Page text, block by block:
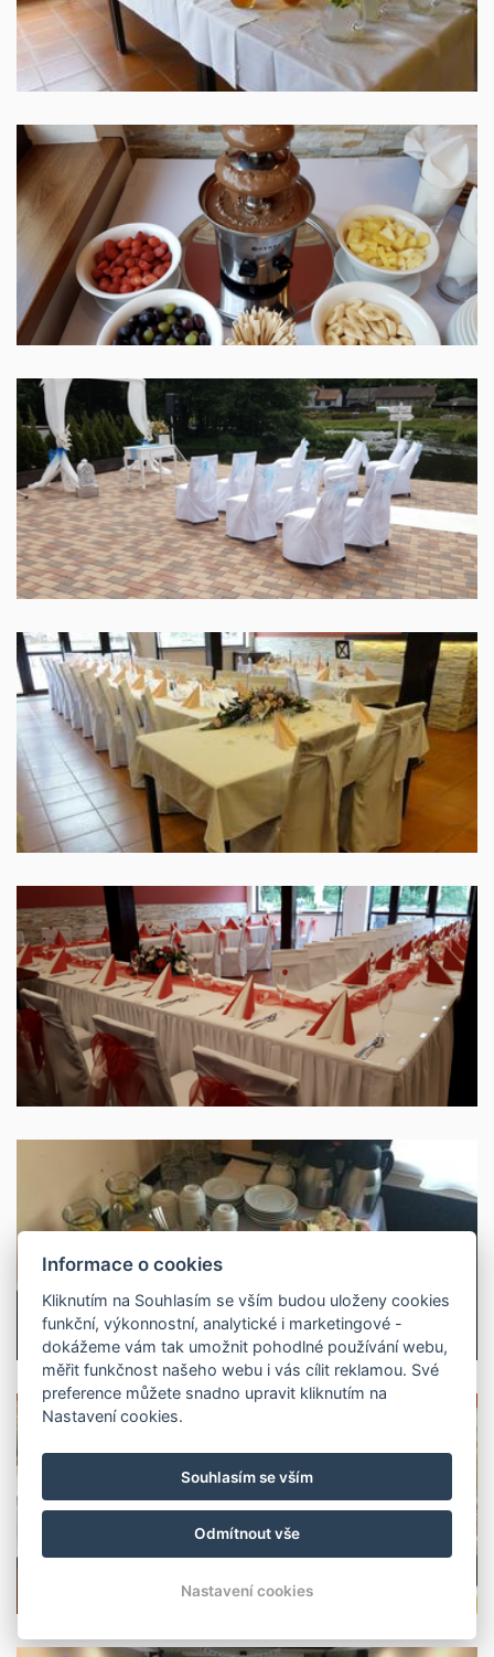
Informace o cookies
Kliknutím na Souhlasím se vším budou uloženy cookies
funkční, výkonnostní, analytické i marketingové -
dokážeme vám tak umožnit pohodlné používání webu,
měřit funkčnost našeho webu i vás cílit reklamou. Své
preference můžete snadno upravit kliknutím na
Nastavení cookies.
Souhlasím se vším
Odmítnout vše
Nastavení cookies